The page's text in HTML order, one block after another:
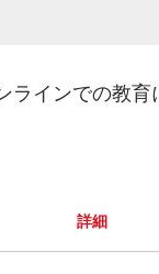
ラインでの教育
詳細